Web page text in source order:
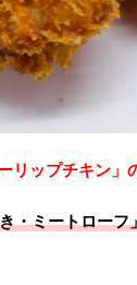
リップチキン」
・ミートローフ